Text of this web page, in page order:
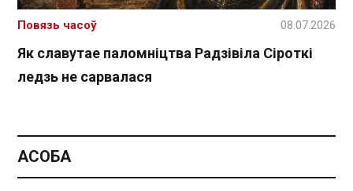
Як славутае паломніцтва Радзівіла Сіроткі
ледзь не сарвалася
Повязь часоў 08.07.2026
АСОБА